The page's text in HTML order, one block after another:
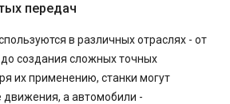
передач
в различных отраслях - от
создания сложных точных
их применению, станки могут
движения, а автомобили -